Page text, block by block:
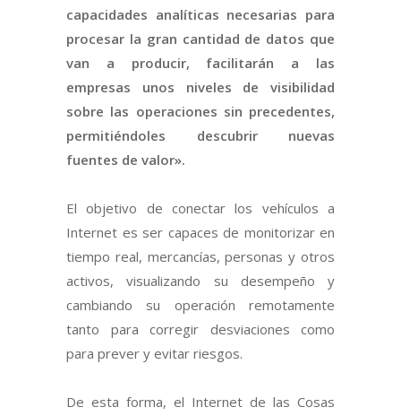
capacidades analíticas necesarias para
procesar la gran cantidad de datos que
van a producir, facilitarán a las
empresas unos niveles de visibilidad
sobre las operaciones sin precedentes,
permitiéndoles descubrir nuevas
fuentes de valor».
El objetivo de conectar los vehículos a
Internet es ser capaces de monitorizar en
tiempo real, mercancías, personas y otros
activos, visualizando su desempeño y
cambiando su operación remotamente
tanto para corregir desviaciones como
para prever y evitar riesgos.
De esta forma, el Internet de las Cosas